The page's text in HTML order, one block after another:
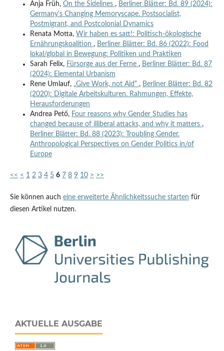
Anja Früh, On the Sidelines , Berliner Blätter: Bd. 89 (2024):
Germany's Changing Memoryscape. Postsocialist,
Postmigrant, and Postcolonial Dynamics
Renata Motta, Wir haben es satt!: Politisch-ökologische
Ernährungskoalition , Berliner Blätter: Bd. 86 (2022): Food
lokal/global in Bewegung: Politiken und Praktiken
Sarah Felix, Fürsorge aus der Ferne , Berliner Blätter: Bd. 87
(2024): Elemental Urbanism
Rene Umlauf, „Give Work, not Aid“ , Berliner Blätter: Bd. 82
(2020): Digitale Arbeitskulturen. Rahmungen, Effekte,
Herausforderungen
Andrea Pető, Four reasons why Gender Studies has
changed because of illiberal attacks, and why it matters ,
Berliner Blätter: Bd. 88 (2023): Troubling Gender.
Anthropological Perspectives on Gender Politics in/of
Europe
<< < 1 2 3 4 5 6 7 8 9 10 > >>
Sie können auch eine erweiterte Ähnlichkeitssuche starten für
diesen Artikel nutzen.
AKTUELLE AUSGABE